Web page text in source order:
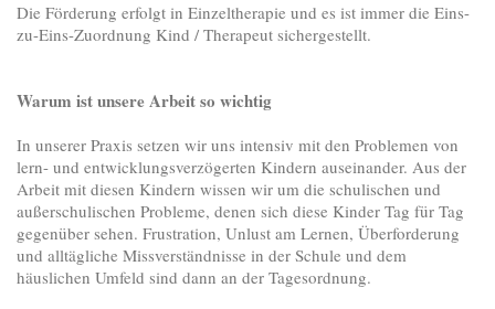
Die Förderung erfolgt in Einzeltherapie und es ist immer die Eins-
zu-Eins-Zuordnung Kind / Therapeut sichergestellt.
Warum ist unsere Arbeit so wichtig
In unserer Praxis setzen wir uns intensiv mit den Problemen von
lern- und entwicklungsverzögerten Kindern auseinander. Aus der
Arbeit mit diesen Kindern wissen wir um die schulischen und
außerschulischen Probleme, denen sich diese Kinder Tag für Tag
gegenüber sehen. Frustration, Unlust am Lernen, Überforderung
und alltägliche Missverständnisse in der Schule und dem
häuslichen Umfeld sind dann an der Tagesordnung.